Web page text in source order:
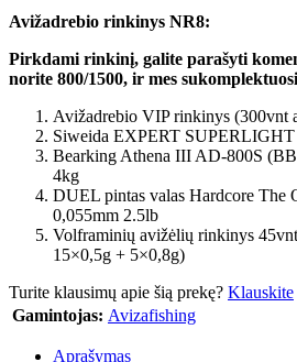
Avižadrebio rinkinys NR8:
Pirkdami rinkinį, galite parašyti
norite 800/1500, ir mes
Avižadrebio VIP rinkinys (300vnt
Siweida EXPERT SUPERLIGHT
Bearking Athena III AD-800S
4kg
DUEL pintas valas Hardcore The
0,055mm 2.5lb
Volframinių avižėlių rinkinys
15×0,5g + 5×0,8g)
Turite klausimų apie šią prekę? Klauskite
Gamintojas: Avizafishing
Aprašymas